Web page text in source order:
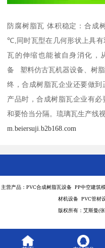
防腐树脂瓦 体积稳定：合成
℃,同时瓦型在几何形状上具有
瓦的伸缩也能被自身消化，
备 塑料仿古瓦机器设备、树
终，合成树脂瓦企业还要做
产品时，合成树脂瓦企业有
和要恰当分隔。琉璃瓦生产线
m.beiersuji.b2b168.com
主营产品：PVC合成树脂瓦设备 PP中空建
材机设备 PVC管材
版权所有：艾斯曼(